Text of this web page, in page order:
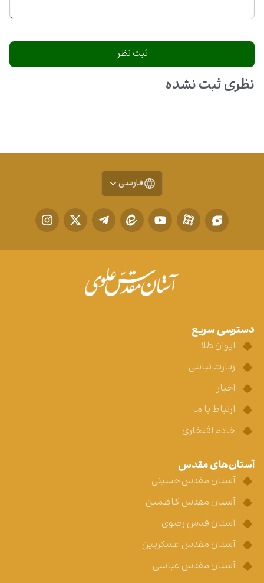
نظری ثبت نشده
فارسی
دسترسی سریع
ایوان طلا
زیارت نیابتی
اخبار
ارتباط با ما
خادم افتخاری
آستان‌های مقدس
آستان مقدس حسینی
آستان مقدس کاظمین
آستان قدس رضوی
آستان مقدس عسکریین
آستان مقدس عباسی